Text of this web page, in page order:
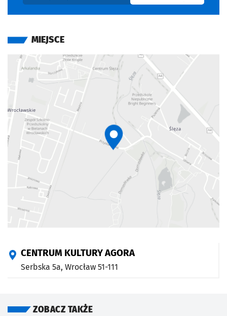
MIEJSCE
CENTRUM KULTURY AGORA
Serbska 5a, Wrocław 51-111
ZOBACZ TAKŻE